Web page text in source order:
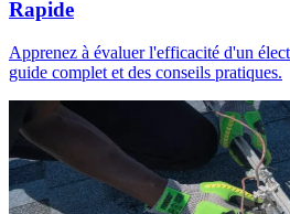
Rapide
Apprenez à évaluer l'efficacité d'un
guide complet et des conseils pratiques.